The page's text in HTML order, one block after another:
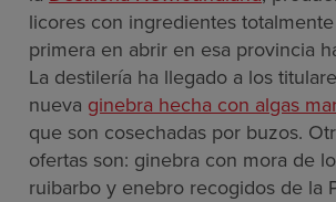
licores con ingredientes
primera en abrir en esa provincia
La destilería ha llegado a los
nueva ginebra hecha con algas
que son cosechadas por buzos.
ofertas son: ginebra con mora de
ruibarbo y enebro recogidos de la